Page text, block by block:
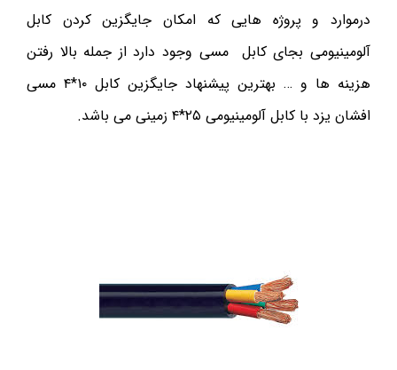
درموارد و پروژه هایی که امکان جایگزین کردن کابل
آلومینیومی بجای کابل مسی وجود دارد از جمله بالا رفتن
هزینه ها و … بهترین پیشنهاد جایگزین کابل ۱۰*۴ مسی
افشان یزد با کابل آلومینیومی ۲۵*۴ زمینی می باشد.